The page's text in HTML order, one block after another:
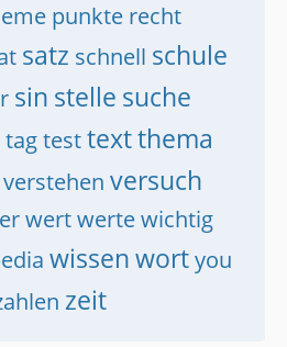
punkte recht
satz schnell schule
sin stelle suche
tagtesttextthema
verstehen versuch
wertwertewichtig
wissenwortyou
zeit